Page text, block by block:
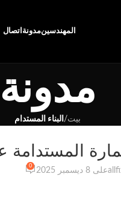
المهندسينمدونة اتصال
مدونة
بيت/ البناء المستدام
المستدامة
على 8 ديسمبر 2025
0